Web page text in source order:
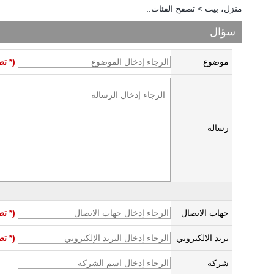
منزل، بيت > تصفح الفئات..
سؤال
موضوع (*
رسالة
جهات الاتصال (*
بريد الالكتروني (*
شركة